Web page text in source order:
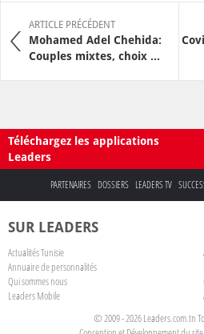
ARTICLE PRÉCÉDENT
Mohamed Adel Chehida:
Couples mixtes, choix ...
Téléchargez les applications
Leaders
PARTENAIRES DOSSIERS LEADERS TV
SUR LEADERS
Actualités Tunisie
Annuaire de personnalités
Qui sommes nous
Leaders Mobile
© 2009 - 2026 Leaders.com.tn